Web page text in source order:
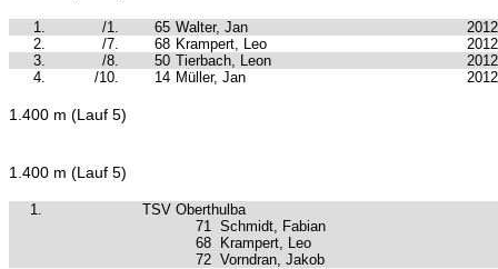
1. /1. 65 Walter, Jan
2012
2.
/7. 68 Krampert, Leo
2012
3.
/8. 50 Tierbach, Leon
2012
4.
/10. 14 Müller, Jan 2012
1.400 m (Lauf 5)
1.400 m (Lauf 5)
1.
TSV Oberthulba
71 Schmidt, Fabian
68
Krampert, Leo
72 Vorndran, Jakob